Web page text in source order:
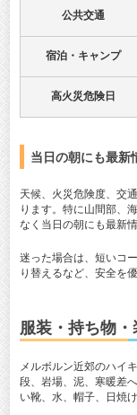
公共交通
宿泊・キャンプ
高火災危険日
当日の朝にも最新
天候、火災危険度、交
ります。特に山間部、
なく当日の朝にも最新
迷った場合は、短いコ
り替えるなど、安全を
服装・持ち物・
メルボルン近郊のハイ
段、岩場、泥、寒暖差
い靴、水、帽子、日焼